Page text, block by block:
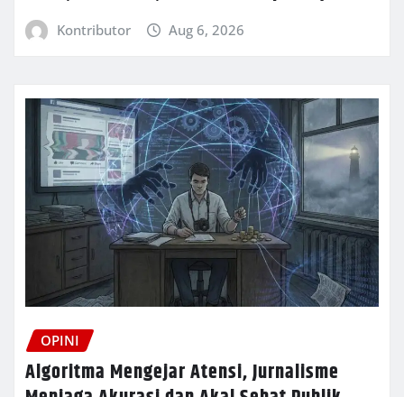
Kontributor Aug 6, 2026
OPINI
Algoritma Mengejar Atensi, Jurnalisme